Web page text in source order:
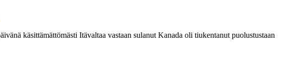
käsittämättömästi Itävaltaa vastaan sulanut Kanada oli tiukentanut puolustustaan